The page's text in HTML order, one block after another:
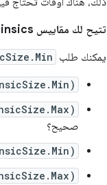
تتيح لك مقاييس Intrinsics إرسال طلبات بحث عن الأطفال قبل قياس أدائهم فعليًا.
يمكنك طلب
صحيح؟